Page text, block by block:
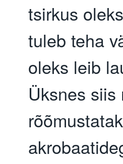
tsirkus
tuleb teha
oleks leib
Üksnes